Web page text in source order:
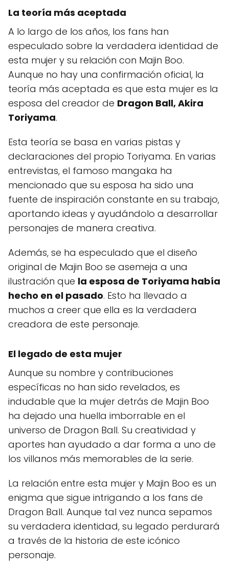
La teoría más aceptada
A lo largo de los años, los fans han
especulado sobre la verdadera identidad de
esta mujer y su relación con Majin Boo.
Aunque no hay una confirmación oficial, la
teoría más aceptada es que esta mujer es la
esposa del creador de Dragon Ball, Akira
Toriyama.
Esta teoría se basa en varias pistas y
declaraciones del propio Toriyama. En varias
entrevistas, el famoso mangaka ha
mencionado que su esposa ha sido una
fuente de inspiración constante en su trabajo,
aportando ideas y ayudándolo a desarrollar
personajes de manera creativa.
Además, se ha especulado que el diseño
original de Majin Boo se asemeja a una
ilustración que la esposa de Toriyama había
hecho en el pasado. Esto ha llevado a
muchos a creer que ella es la verdadera
creadora de este personaje.
El legado de esta mujer
Aunque su nombre y contribuciones
específicas no han sido revelados, es
indudable que la mujer detrás de Majin Boo
ha dejado una huella imborrable en el
universo de Dragon Ball. Su creatividad y
aportes han ayudado a dar forma a uno de
los villanos más memorables de la serie.
La relación entre esta mujer y Majin Boo es un
enigma que sigue intrigando a los fans de
Dragon Ball. Aunque tal vez nunca sepamos
su verdadera identidad, su legado perdurará
a través de la historia de este icónico
personaje.